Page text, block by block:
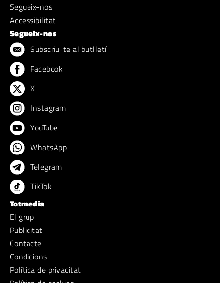
Segueix-nos
Accessibilitat
Segueix-nos
Subscriu-te al butlletí
Facebook
X
Instagram
YouTube
WhatsApp
Telegram
TikTok
Totmedia
El grup
Publicitat
Contacte
Condicions
Política de privacitat